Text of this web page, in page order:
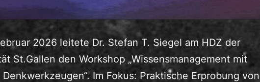
2026 leitete Dr. Stefan T. Siegel am HDZ der
St.Gallen den Workshop „Wissensmanagement mit
Im Fokus: Praktische Erprobung von